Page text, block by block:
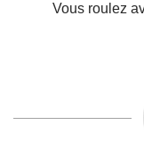
Vous roulez